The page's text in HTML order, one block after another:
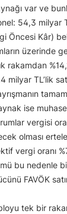
var ve
54,3 milyar
Öncesi Kâr)
üzerinde
rakamdan
milyar TL’lik
ise
vergisi
olması
vergi oranı
bu nedenle
FAVÖK
tek bir